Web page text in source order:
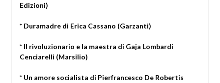
Edizioni)
* Duramadre di Erica Cassano (Garzanti)
* Il rivoluzionario e la maestra di Gaja Lombardi
Cenciarelli (Marsilio)
* Un amore socialista di Pierfrancesco De Robertis